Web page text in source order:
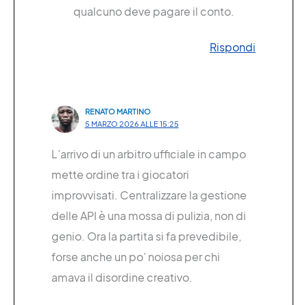
qualcuno deve pagare il conto.
Rispondi
RENATO MARTINO
5 MARZO 2026 ALLE 15:25
L’arrivo di un arbitro ufficiale in campo
mette ordine tra i giocatori
improvvisati. Centralizzare la gestione
delle API è una mossa di pulizia, non di
genio. Ora la partita si fa prevedibile,
forse anche un po’ noiosa per chi
amava il disordine creativo.